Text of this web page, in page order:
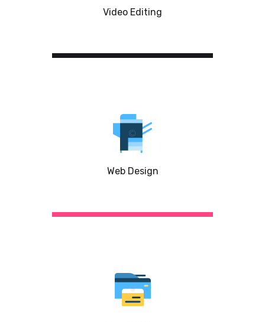
Video Editing
Web Design